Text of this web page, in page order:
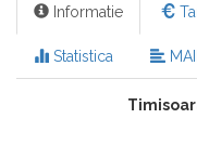
Informatie
Statistica